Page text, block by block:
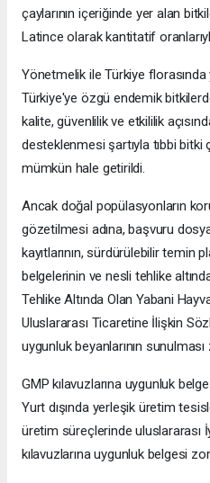
çaylarının içeriğinde yer alan
Latince olarak kantitatif
Yönetmelik ile Türkiye
Türkiye'ye özgü endemik
kalite, güvenlilik ve etkililik
desteklenmesi şartıyla tıbbi bitki
mümkün hale getirildi.
Ancak doğal popülasyonların
gözetilmesi adına, başvuru
kayıtlarının, sürdürülebilir temin
belgelerinin ve nesli tehlike
Tehlike Altında Olan Yabani
Uluslararası Ticaretine İlişkin
uygunluk beyanlarının
GMP kılavuzlarına uygunluk
Yurt dışında yerleşik üretim
üretim süreçlerinde uluslararası
kılavuzlarına uygunluk belgesi